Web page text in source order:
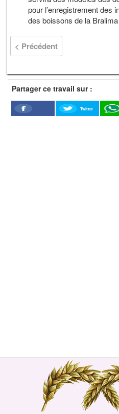
pour l’enregistrement des
des boissons de la
< Précédent
Partager ce travail sur :
Facebook
Twitter